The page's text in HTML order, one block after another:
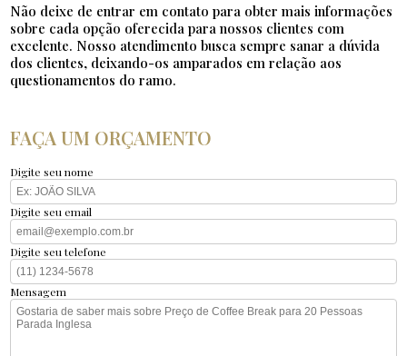
Não deixe de entrar em contato para obter mais informações
sobre cada opção oferecida para nossos clientes com
excelente. Nosso atendimento busca sempre sanar a dúvida
dos clientes, deixando-os amparados em relação aos
questionamentos do ramo.
FAÇA UM ORÇAMENTO
Digite seu nome
Digite seu email
Digite seu telefone
Mensagem